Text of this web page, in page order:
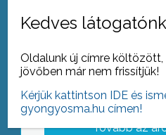
Tovább az
Kedves
Oldalunk új címre
jövőben már nem frissítjük!
Kérjük kattintson IDE és
gyongyosma.hu címen!